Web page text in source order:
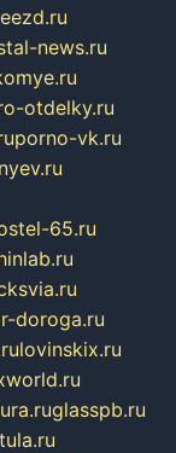
news.ru
otdelky.ru
porno-vk.ru
65.ru
doroga.ru
lovinskix.ru
glasspb.ru